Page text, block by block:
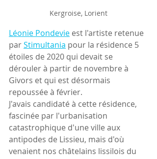
Kergroise, Lorient
Léonie Pondevie est l'artiste retenue
par Stimultania pour la résidence 5
étoiles de 2020 qui devait se
dérouler à partir de novembre à
Givors et qui est désormais
repoussée à février.
J'avais candidaté à cette résidence,
fascinée par l'urbanisation
catastrophique d'une ville aux
antipodes de Lissieu, mais d'où
venaient nos châtelains lissilois du